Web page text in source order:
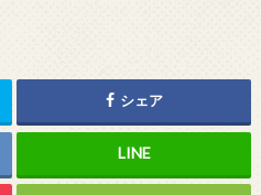
シェア